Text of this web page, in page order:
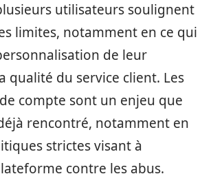
utilisateurs soulignent
limites, notamment en ce qui
de leur
qualité du service client. Les
compte sont un enjeu que
rencontré, notamment en
strictes visant à
contre les abus.